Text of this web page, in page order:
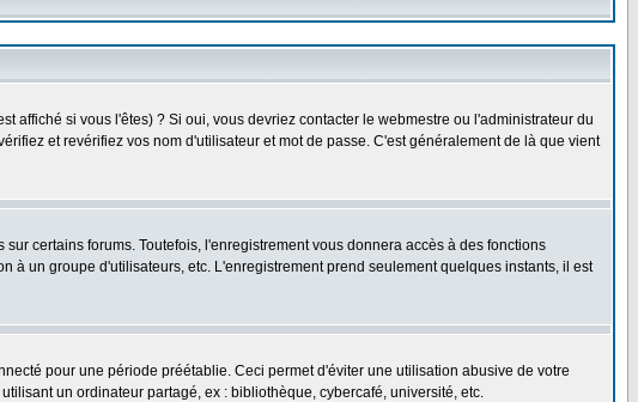
affiché si vous l'êtes) ? Si oui, vous devriez contacter le webmestre ou l'administrateur du
et revérifiez vos nom d'utilisateur et mot de passe. C'est généralement de là que vient
certains forums. Toutefois, l'enregistrement vous donnera accès à des fonctions
un groupe d'utilisateurs, etc. L'enregistrement prend seulement quelques instants, il est
pour une période préétablie. Ceci permet d'éviter une utilisation abusive de votre
un ordinateur partagé, ex : bibliothèque, cybercafé, université, etc.